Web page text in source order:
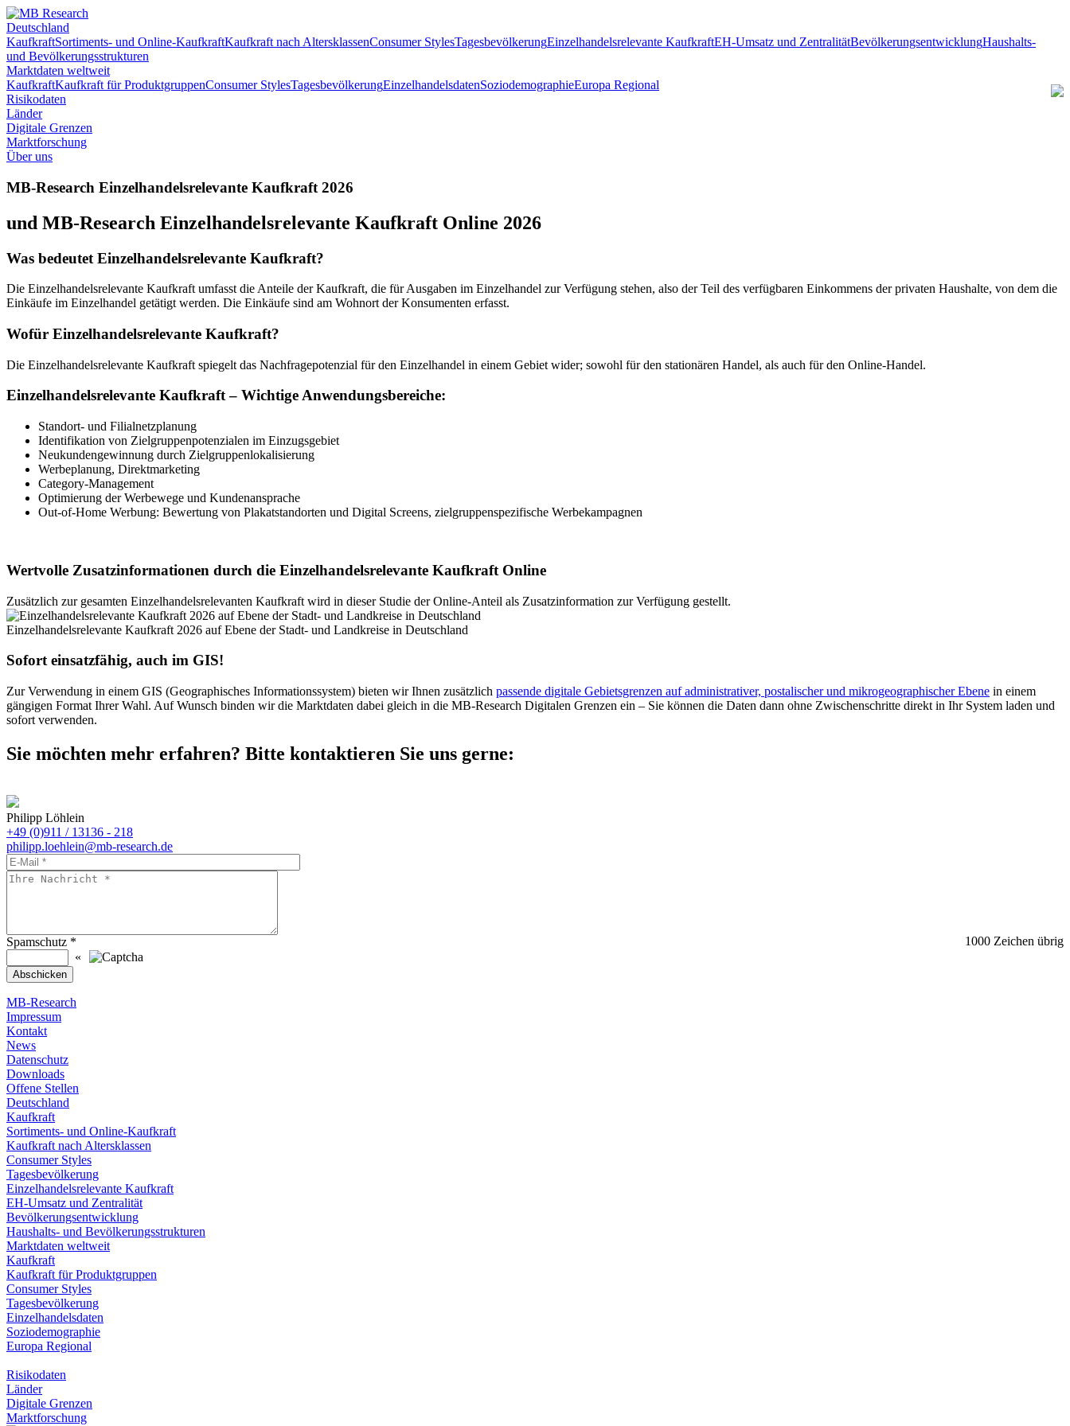
Deutschland
KaufkraftSortiments- und Online-KaufkraftKaufkraft nach AltersklassenConsumer StylesTagesbevölkerungEinzelhandelsrelevante KaufkraftEH-Umsatz und ZentralitätBevölkerungsentwicklungHaushalts-
und Bevölkerungsstrukturen
Marktdaten weltweit
KaufkraftKaufkraft für ProduktgruppenConsumer StylesTagesbevölkerungEinzelhandelsdatenSoziodemographieEuropa Regional
Risikodaten
Länder
Digitale Grenzen
Marktforschung
Über uns
MB-Research Einzelhandelsrelevante Kaufkraft 2026
und MB-Research Einzelhandelsrelevante Kaufkraft Online 2026
Was bedeutet Einzelhandelsrelevante Kaufkraft?
Die Einzelhandelsrelevante Kaufkraft umfasst die Anteile der Kaufkraft, die für Ausgaben im Einzelhandel zur Verfügung stehen, also der Teil des verfügbaren Einkommens der privaten Haushalte, von dem die
Einkäufe im Einzelhandel getätigt werden. Die Einkäufe sind am Wohnort der Konsumenten erfasst.
Wofür Einzelhandelsrelevante Kaufkraft?
Die Einzelhandelsrelevante Kaufkraft spiegelt das Nachfragepotenzial für den Einzelhandel in einem Gebiet wider; sowohl für den stationären Handel, als auch für den Online-Handel.
Einzelhandelsrelevante Kaufkraft – Wichtige Anwendungsbereiche:
Standort- und Filialnetzplanung
Identifikation von Zielgruppenpotenzialen im Einzugsgebiet
Neukundengewinnung durch Zielgruppenlokalisierung
Werbeplanung, Direktmarketing
Category-Management
Optimierung der Werbewege und Kundenansprache
Out-of-Home Werbung: Bewertung von Plakatstandorten und Digital Screens, zielgruppenspezifische Werbekampagnen
Wertvolle Zusatzinformationen durch die Einzelhandelsrelevante Kaufkraft Online
Zusätzlich zur gesamten Einzelhandelsrelevanten Kaufkraft wird in dieser Studie der Online-Anteil als Zusatzinformation zur Verfügung gestellt.
Einzelhandelsrelevante Kaufkraft 2026 auf Ebene der Stadt- und Landkreise in Deutschland
Sofort einsatzfähig, auch im GIS!
Zur Verwendung in einem GIS (Geographisches Informationssystem) bieten wir Ihnen zusätzlich passende digitale Gebietsgrenzen auf administrativer, postalischer und mikrogeographischer Ebene in einem
gängigen Format Ihrer Wahl. Auf Wunsch binden wir die Marktdaten dabei gleich in die MB-Research Digitalen Grenzen ein – Sie können die Daten dann ohne Zwischenschritte direkt in Ihr System laden und
sofort verwenden.
Sie möchten mehr erfahren? Bitte kontaktieren Sie uns gerne:
Philipp Löhlein
+49 (0)911 / 13136 - 218
philipp.loehlein@mb-research.de
1000 Zeichen übrig
Spamschutz *
«
MB-Research
Impressum
Kontakt
News
Datenschutz
Downloads
Offene Stellen
Deutschland
Kaufkraft
Sortiments- und Online-Kaufkraft
Kaufkraft nach Altersklassen
Consumer Styles
Tagesbevölkerung
Einzelhandelsrelevante Kaufkraft
EH-Umsatz und Zentralität
Bevölkerungsentwicklung
Haushalts- und Bevölkerungsstrukturen
Marktdaten weltweit
Kaufkraft
Kaufkraft für Produktgruppen
Consumer Styles
Tagesbevölkerung
Einzelhandelsdaten
Soziodemographie
Europa Regional
Risikodaten
Länder
Digitale Grenzen
Marktforschung